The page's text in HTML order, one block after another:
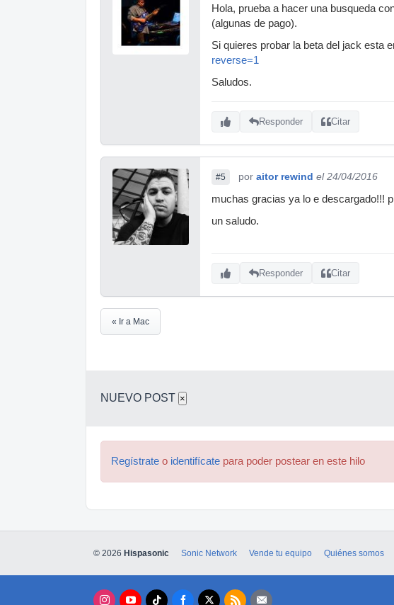
Hola, prueba a hacer una busqueda
(algunas de pago).
Si quieres probar la beta del jack esta
reverse=1
Saludos.
Responder Citar
#5 por aitor rewind el 24/04/2016
muchas gracias ya lo e descargado!!!
un saludo.
Responder Citar
« Ir a Mac
NUEVO POST ×
Regístrate o identifícate para poder postear en este hilo
© 2026 Hispasonic Sonic Network Vende tu equipo Quiénes somos